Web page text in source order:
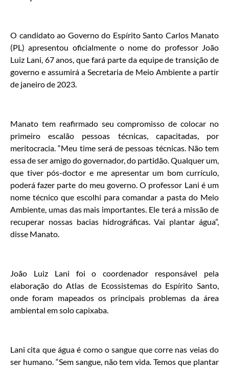
O candidato ao Governo do Espírito Santo Carlos Manato
(PL) apresentou oficialmente o nome do professor João
Luiz Lani, 67 anos, que fará parte da equipe de transição de
governo e assumirá a Secretaria de Meio Ambiente a partir
de janeiro de 2023.
Manato tem reafirmado seu compromisso de colocar no
primeiro escalão pessoas técnicas, capacitadas, por
meritocracia. “Meu time será de pessoas técnicas. Não tem
essa de ser amigo do governador, do partidão. Qualquer um,
que tiver pós-doctor e me apresentar um bom currículo,
poderá fazer parte do meu governo. O professor Lani é um
nome técnico que escolhi para comandar a pasta do Meio
Ambiente, umas das mais importantes. Ele terá a missão de
recuperar nossas bacias hidrográficas. Vai plantar água”,
disse Manato.
João Luiz Lani foi o coordenador responsável pela
elaboração do Atlas de Ecossistemas do Espírito Santo,
onde foram mapeados os principais problemas da área
ambiental em solo capixaba.
Lani cita que água é como o sangue que corre nas veias do
ser humano. “Sem sangue, não tem vida. Temos que plantar